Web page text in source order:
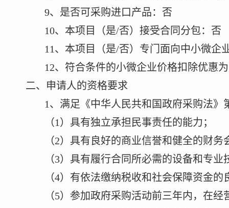
9、是否可采购进口产品：否
10、本项目（是/否）接受合同分包：否
11、本项目（是/否）专门面向中小微企
12、符合条件的小微企业价格扣除优惠
二、 申请人的资格要求
1、满足《中华人民共和国政府采购法》
（1 ）具有独立承担民事责任的能力；
（2）具有良好的商业信誉和健全的财务
（3）具有履行合同所必需的设备和专业
（4）有依法缴纳税收和社会保障资金的
（5）参加政府采购活动前三年内，在经